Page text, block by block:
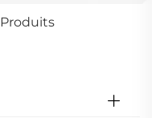
Produits